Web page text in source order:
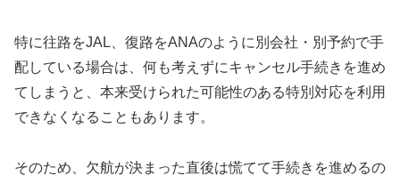
特に往路をJAL、復路をANAのように別会社・別予約で手
配している場合は、何も考えずにキャンセル手続きを進め
てしまうと、本来受けられた可能性のある特別対応を利用
できなくなることもあります。
そのため、欠航が決まった直後は慌てて手続きを進めるの